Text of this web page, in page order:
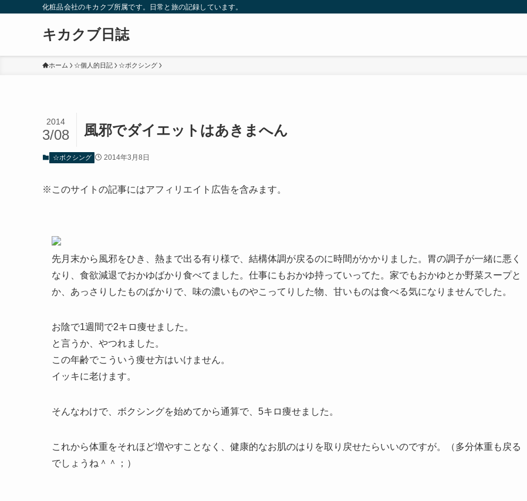
化粧品会社のキカクブ所属です。日常と旅の記録しています。
キカクブ日誌
ホーム ☆個人的日記 ☆ボクシング
風邪でダイエットはあきまへん
2014
3/08
☆ボクシング 2014年3月8日
※このサイトの記事にはアフィリエイト広告を含みます。
先月末から風邪をひき、熱まで出る有り様で、結構体調が戻るのに時間がかかりました。胃の調子が一緒に悪く
なり、食欲減退でおかゆばかり食べてました。仕事にもおかゆ持っていってた。家でもおかゆとか野菜スープと
か、あっさりしたものばかりで、味の濃いものやこってりした物、甘いものは食べる気になりませんでした。
お陰で1週間で2キロ痩せました。
と言うか、やつれました。
この年齢でこういう痩せ方はいけません。
イッキに老けます。
そんなわけで、ボクシングを始めてから通算で、5キロ痩せました。
これから体重をそれほど増やすことなく、健康的なお肌のはりを取り戻せたらいいのですが。（多分体重も戻る
でしょうね＾＾；）